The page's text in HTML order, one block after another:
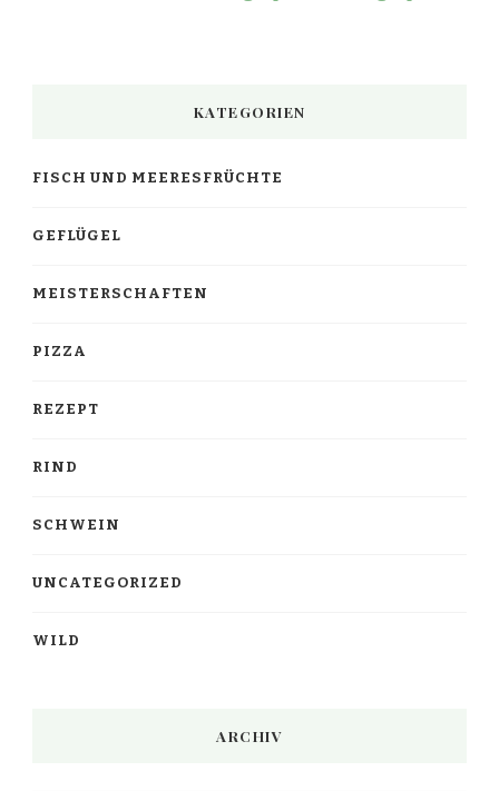
KATEGORIEN
FISCH UND MEERESFRÜCHTE
GEFLÜGEL
MEISTERSCHAFTEN
PIZZA
REZEPT
RIND
SCHWEIN
UNCATEGORIZED
WILD
ARCHIV